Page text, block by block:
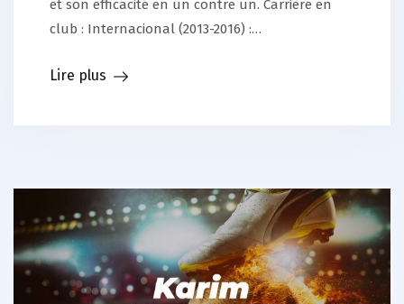
et son efficacité en un contre un. Carrière en
club : Internacional (2013-2016) :…
Lire plus